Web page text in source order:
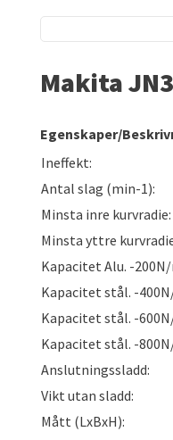
Makita
Egenskaper/
Ineffekt:
Antal slag (min-1):
Minsta inre kurvradie:
Minsta yttre
Kapacitet Alu. -
Kapacitet stål. -
Kapacitet stål. -
Kapacitet stål. -
Anslutningssladd:
Vikt utan sladd:
Mått (LxBxH):